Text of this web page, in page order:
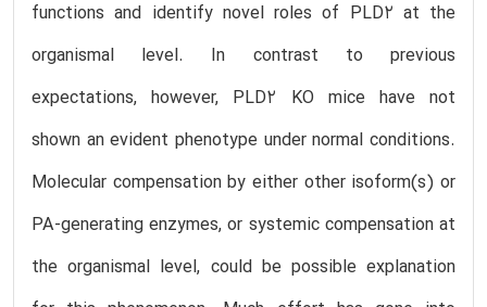
functions and identify novel roles of PLD2 at the
organismal level. In contrast to previous
expectations, however, PLD2 KO mice have not
shown an evident phenotype under normal conditions.
Molecular compensation by either other isoform(s) or
PA-generating enzymes, or systemic compensation at
the organismal level, could be possible explanation